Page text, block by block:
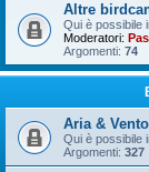
Altre
Qui è possibile
Moderatori:
Argomenti: 74
Aria & Vento
Qui è possibile
Argomenti: 327